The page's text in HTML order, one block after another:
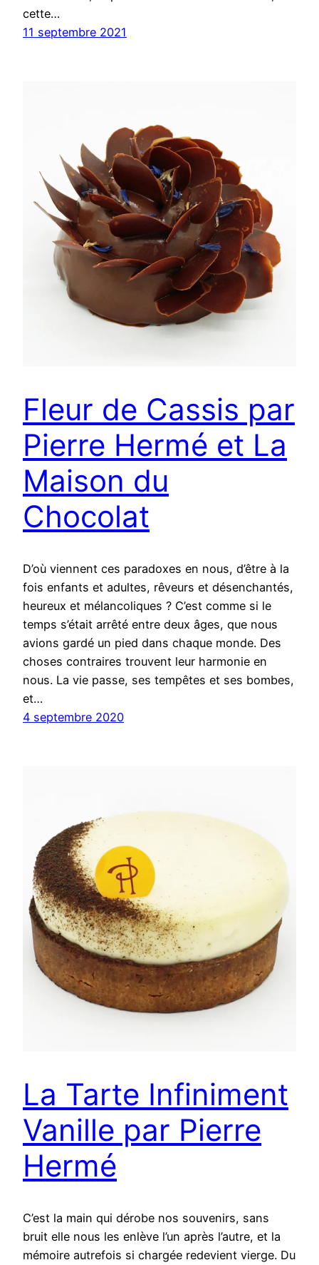
cette…
11 septembre 2021
Fleur de Cassis par
Pierre Hermé et La
Maison du
Chocolat
D’où viennent ces paradoxes en nous, d’être à la
fois enfants et adultes, rêveurs et désenchantés,
heureux et mélancoliques ? C’est comme si le
temps s’était arrêté entre deux âges, que nous
avions gardé un pied dans chaque monde. Des
choses contraires trouvent leur harmonie en
nous. La vie passe, ses tempêtes et ses bombes,
et…
4 septembre 2020
La Tarte Infiniment
Vanille par Pierre
Hermé
C’est la main qui dérobe nos souvenirs, sans
bruit elle nous les enlève l’un après l’autre, et la
mémoire autrefois si chargée redevient vierge. Du